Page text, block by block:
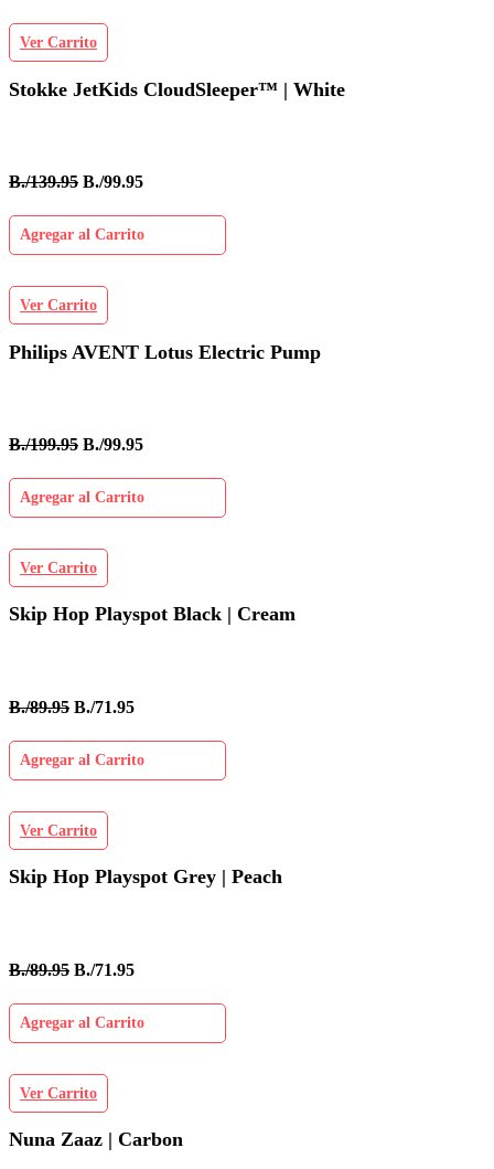
Ver Carrito
Stokke JetKids CloudSleeper™ | White
B./139.95 B./99.95
Agregar al Carrito
Ver Carrito
Philips AVENT Lotus Electric Pump
B./199.95 B./99.95
Agregar al Carrito
Ver Carrito
Skip Hop Playspot Black | Cream
B./89.95 B./71.95
Agregar al Carrito
Ver Carrito
Skip Hop Playspot Grey | Peach
B./89.95 B./71.95
Agregar al Carrito
Ver Carrito
Nuna Zaaz | Carbon